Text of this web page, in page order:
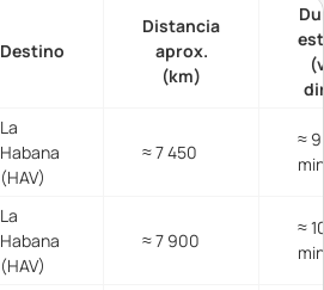
Destino
Distancia
aprox.
(km)
La
Habana
(HAV)
≈ 7 450
≈
min
La
Habana
(HAV)
≈ 7 900
≈
min